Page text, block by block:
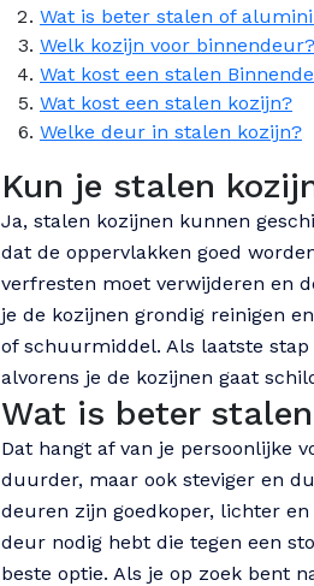
Wat is beter stalen of
Welk kozijn voor binnendeur?
Wat kost een stalen
Wat kost een stalen kozijn?
Welke deur in stalen kozijn?
Kun je stalen
Ja, stalen kozijnen kunnen
dat de oppervlakken goed
verfresten moet verwijderen en
je de kozijnen grondig reinigen
of schuurmiddel. Als laatste
alvorens je de kozijnen gaat
Wat is beter
Dat hangt af van je persoonlijke
duurder, maar ook steviger en
deuren zijn goedkoper, lichter
deur nodig hebt die tegen een
beste optie. Als je op zoek bent